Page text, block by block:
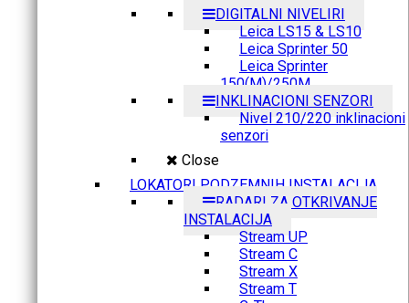
DIGITALNI NIVELIRI
Leica LS15 & LS10
Leica Sprinter 50
Leica Sprinter
150(M)/250M
INKLINACIONI SENZORI
Nivel 210/220 inklinacioni
senzori
Close
LOKATORI PODZEMNIH INSTALACIJA
RADARI ZA OTKRIVANJE
INSTALACIJA
Stream UP
Stream C
Stream X
Stream T